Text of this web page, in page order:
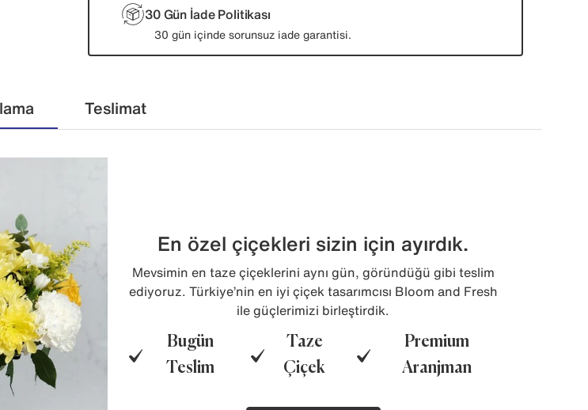
30 Gün İade Politikası
30 gün içinde sorunsuz iade garantisi.
Teslimat
En özel çiçekleri sizin için ayırdık.
Mevsimin en taze çiçeklerini aynı gün, göründüğü gibi teslim
ediyoruz. Türkiye’nin en iyi çiçek tasarımcısı Bloom and Fresh
ile güçlerimizi birleştirdik.
Bugün
Teslim
Taze
Çiçek
Premium
Aranjman